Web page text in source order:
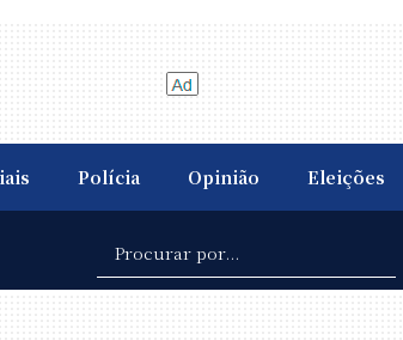
Polícia Opinião Eleições